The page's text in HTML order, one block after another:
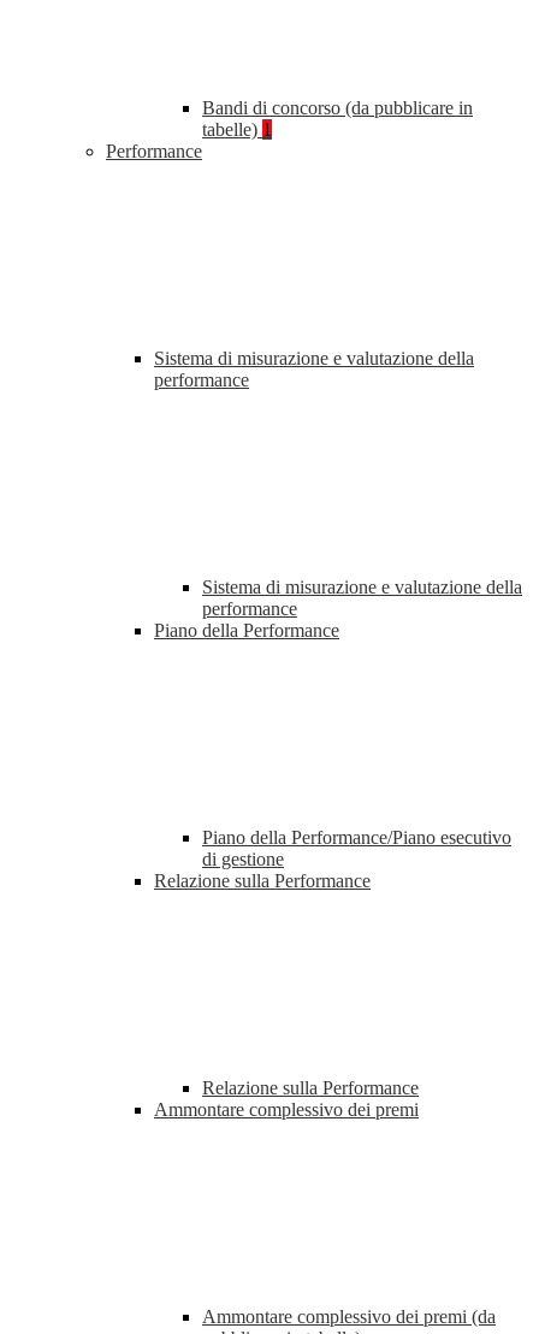
Bandi di concorso (da pubblicare in
tabelle) 1
Performance
Sistema di misurazione e valutazione della
performance
Sistema di misurazione e valutazione della
performance
Piano della Performance
Piano della Performance/Piano esecutivo
di gestione
Relazione sulla Performance
Relazione sulla Performance
Ammontare complessivo dei premi
Ammontare complessivo dei premi (da